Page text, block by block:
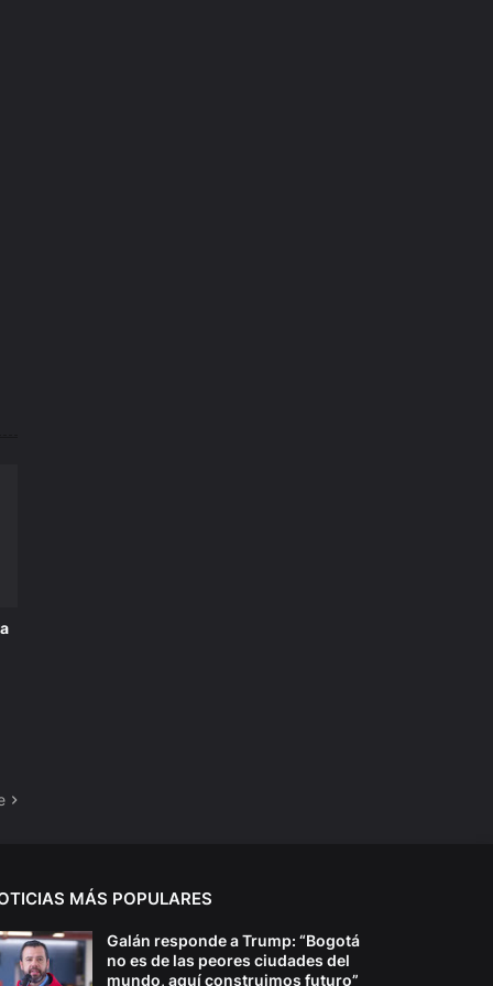
MÁS POPULARES
Galán responde a Trump: “Bogotá
no es de las peores ciudades del
mundo, aquí construimos futuro”